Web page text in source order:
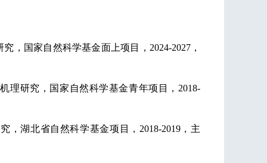
，国家自然科学基金面上项目， 2024-2027，
理研究，国家自然科学基金青年项目， 2018-
，湖北省自然科学基金项目， 2018-2019，主